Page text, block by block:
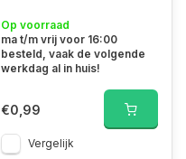
Op voorraad
ma t/m vrij voor 16:00
besteld, vaak de volgende
werkdag al in huis!
€0,99
Vergelijk